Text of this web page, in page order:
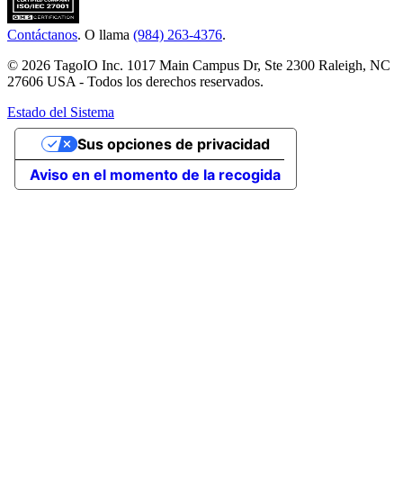
Contáctanos. O llama (984) 263-4376.
© 2026 TagoIO Inc. 1017 Main Campus Dr, Ste 2300 Raleigh, NC
27606 USA - Todos los derechos reservados.
Estado del Sistema
Aviso en el momento de la recogida
Sus opciones de privacidad